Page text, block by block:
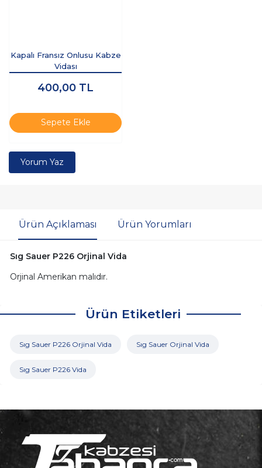
Kapalı Fransız Onlusu Kabze
Vidası
400,00 TL
Sepete Ekle
Yorum Yaz
Ürün Açıklaması Ürün Yorumları
Sıg Sauer P226 Orjinal Vida
Orjinal Amerikan malıdır.
Ürün Etiketleri
Sıg Sauer P226 Orjinal Vida Sıg Sauer Orjinal Vida
Sıg Sauer P226 Vida